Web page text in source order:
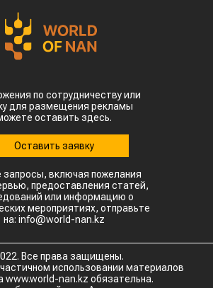
по сотрудничеству или
для размещения рекламы
оставить здесь.
Оставить заявку
запросы, включая пожелания
предоставления статей,
или информацию о
мероприятиях, отправьте
на: info@world-nan.kz
Все права защищены.
использовании материалов
www.world-nan.kz обязательна.